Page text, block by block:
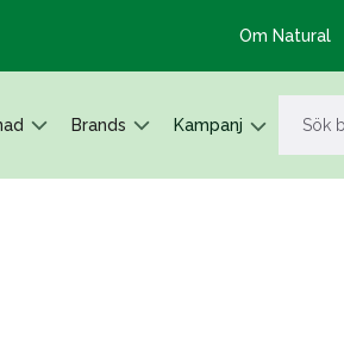
Om Natural
Brands Kampanj